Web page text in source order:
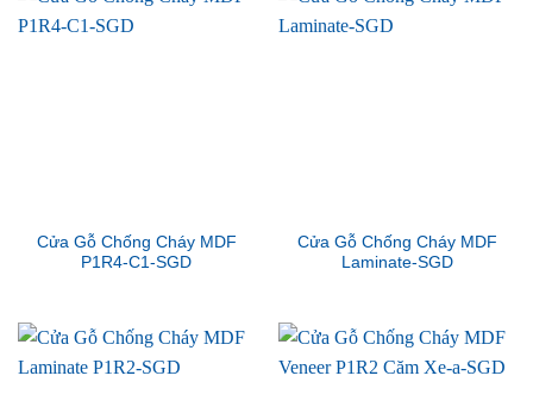
Cửa Gỗ Chống Cháy MDF
P1R4-C1-SGD
Cửa Gỗ Chống Cháy MDF
Laminate-SGD